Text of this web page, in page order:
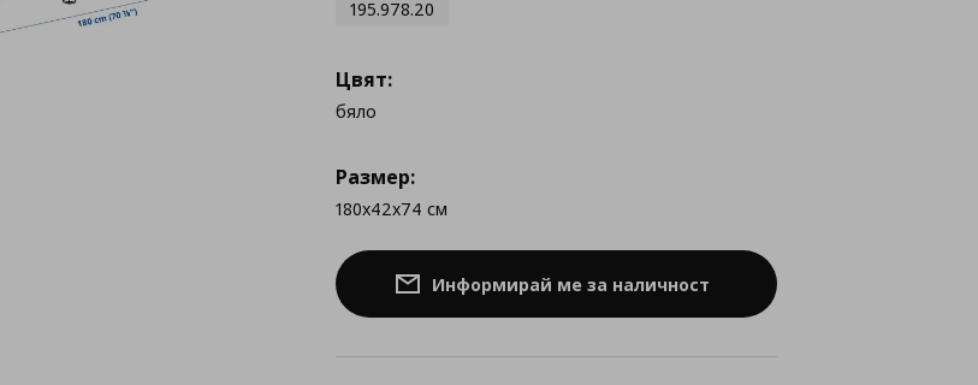
195.978.20
Цвят:
бяло
Размер:
180x42x74 см
Информирай ме за наличност